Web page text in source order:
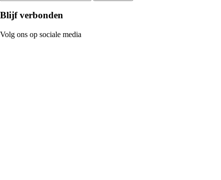
Blijf verbonden
Volg ons op sociale media